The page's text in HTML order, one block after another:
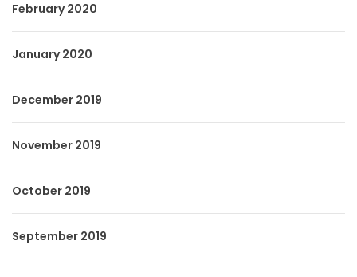
February 2020
January 2020
December 2019
November 2019
October 2019
September 2019